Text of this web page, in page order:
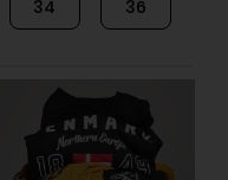
34 36